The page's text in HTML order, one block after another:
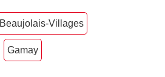
Beaujolais-Villages
Gamay